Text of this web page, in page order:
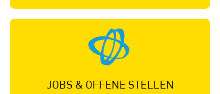
JOBS & OFFENE STELLEN